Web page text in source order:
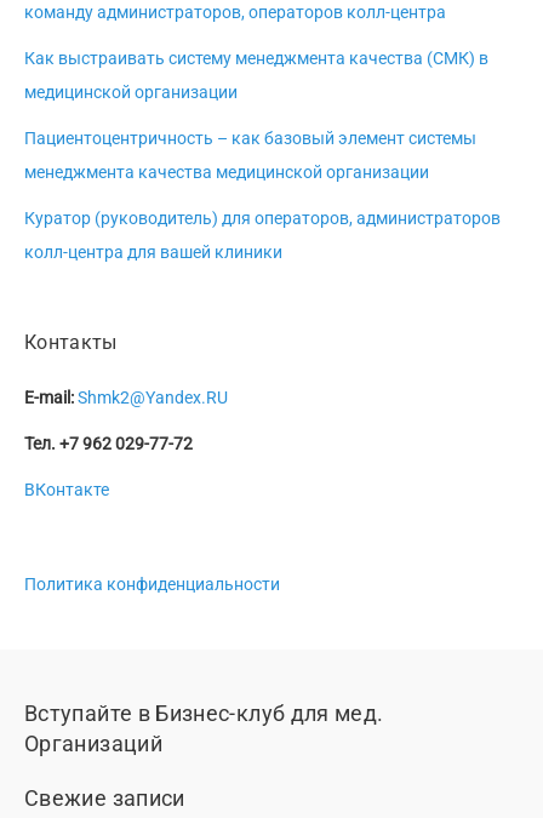
команду администраторов, операторов колл-центра
Как выстраивать систему менеджмента качества (СМК) в
медицинской организации
Пациентоцентричность – как базовый элемент системы
менеджмента качества медицинской организации
Куратор (руководитель) для операторов, администраторов
колл-центра для вашей клиники
Контакты
E-mail:Shmk2@Yandex.RU
Тел. +7 962 029-77-72
ВКонтакте
Политика конфиденциальности
Вступайте в Бизнес-клуб для мед.
Организаций
Свежие записи